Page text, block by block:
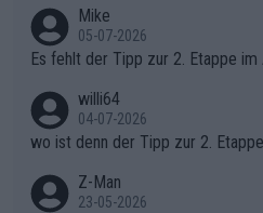
r die gehört nicht in dieses Medium!
Mike
05-07-2026
Es fehlt der Tipp zur 2. Etappe im
willi64
04-07-2026
wo ist denn der Tipp zur 2.
Z-Man
23-05-2026